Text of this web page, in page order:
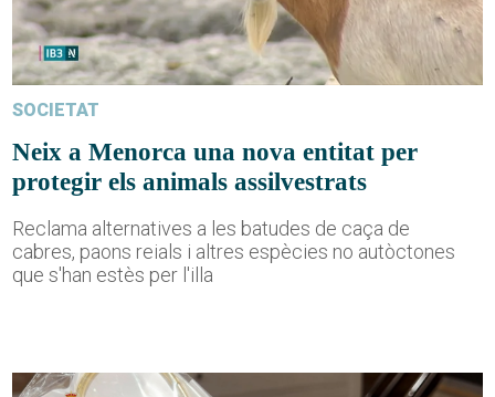
SOCIETAT
Neix a Menorca una nova entitat per
protegir els animals assilvestrats
Reclama alternatives a les batudes de caça de
cabres, paons reials i altres espècies no autòctones
que s'han estès per l'illa